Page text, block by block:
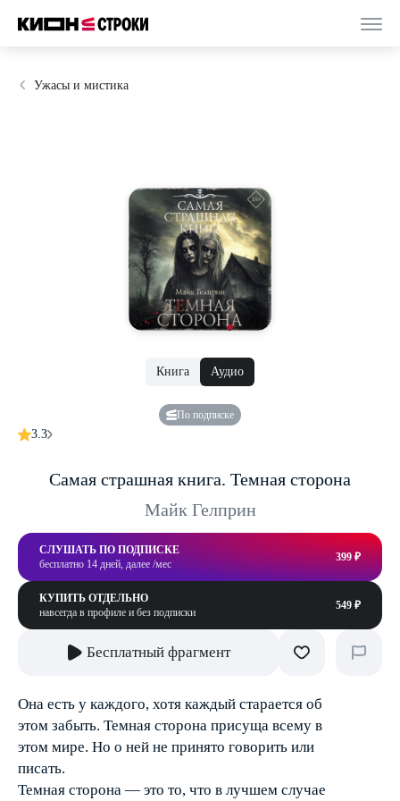
Ужасы и мистика
Книга Аудио
По подписке
3.3
Самая страшная книга. Темная сторона
Майк Гелприн
СЛУШАТЬ ПО ПОДПИСКЕ
бесплатно 14 дней, далее /мес
399 ₽
КУПИТЬ ОТДЕЛЬНО
навсегда в профиле и без подписки
549 ₽
Бесплатный фрагмент
Она есть у каждого, хотя каждый старается об
этом забыть. Темная сторона присуща всему в
этом мире. Но о ней не принято говорить или
писать.
Темная сторона — это то, что в лучшем случае